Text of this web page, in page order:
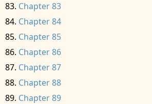
Chapter 83
Chapter 84
Chapter 85
Chapter 86
Chapter 87
Chapter 88
Chapter 89